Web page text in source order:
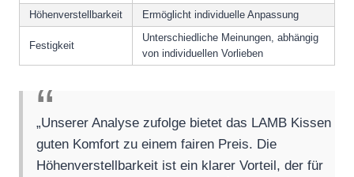
Höhenverstellbarkeit
Ermöglicht individuelle Anpassung
Festigkeit
Unterschiedliche Meinungen, abhängig
von individuellen Vorlieben
„Unserer Analyse zufolge bietet das LAMB Kissen
guten Komfort zu einem fairen Preis. Die
Höhenverstellbarkeit ist ein klarer Vorteil, der für